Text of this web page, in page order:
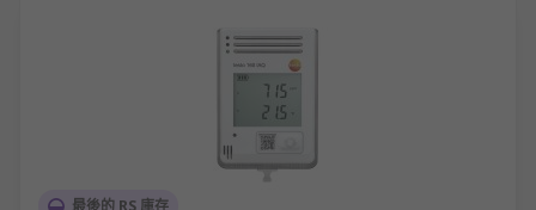
最後的 RS 庫存